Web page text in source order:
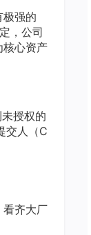
极强的
，公司
核心资产
授权的
交人（C
看齐大厂